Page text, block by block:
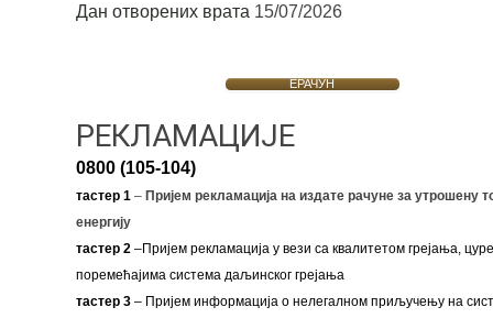
Дан отворених врата 15/07/2026
ЕРАЧУН
РЕКЛАМАЦИЈЕ
0800 (105-104)
тастер 1–Пријем рекламација на издате рачуне за утрошену
енергију
тастер 2–Пријем рекламација у вези са квалитетом грејања,
поремећајима система даљинског грејања
тастер 3– Пријем информација о нелегалном приључењу на